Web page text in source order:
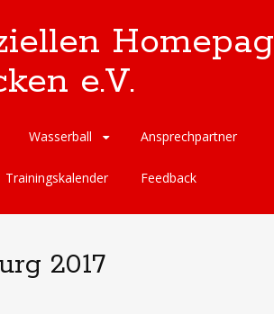
e.V.
Wasserball Ansprechpartner
Trainingskalender Feedback
2017